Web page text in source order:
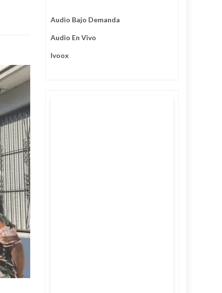
Audio Bajo Demanda
Audio En Vivo
Ivoox